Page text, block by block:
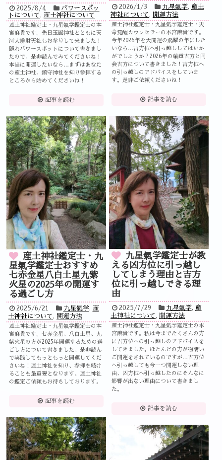
2026/1/3 九星氣学, 産土
神社について , 開運方法
産土神社鑑定士・九星氣学鑑定士・天
命覚醒カウンセラーの本宮麻貴です。
今年2026年を大開運の飛躍の年にした
いなら…吉方位へ引っ越ししてはいか
がでしょうか？2026年の輪重吉方と同
会吉方について書きました！吉方位へ
の引っ越しのアドバイスをしていま
す。是非ご依頼くださいね！
記事を読む
2025/8/4
パワースポッ
トについて , 産土神社について
産土神社鑑定士・九星氣学鑑定士の本
宮麻貴です。先日玉置神社とともに天
河大辨財天社もお参りして来ました！
隠れパワースポットについて書きまし
たので、是非読んでみてくださいね！
本当に開運したいなら…まずはあなた
の産土神社、鎮守神社を知り参拝する
ところから始めてくださいね！
記事を読む
九星氣学鑑定士が教
える凶方位に引っ越し
してしまう理由と吉方
位に引っ越しできる理
由
2025/7/29 九星氣学, 産
土神社について , 開運方法
産土神社鑑定士・九星氣学鑑定士の本
宮麻貴です。私は今までたくさんの方
に吉方位への引っ越しのアドバイスを
してきました。ほとんどの方が物凄い
ご開運をされているのですが…吉方位
へ引っ越しても今一つ開運しない理
由、凶方位へ引っ越したのにそんなに
影響が出ない理由について書きまし
た。
記事を読む
産土神社鑑定士・九
星氣学鑑定士おすすめ
七赤金星八白土星九紫
火星の2025年の開運す
る過ごし方
2025/6/21 九星氣学, 産
土神社について , 開運方法
産土神社鑑定士・九星氣学鑑定士の本
宮麻貴です。七赤金星、八白土星、九
紫火星の方が2025年開運するための過
ごし方について書きました。是非読ん
で実践してもっともっと開運してくだ
さいね！産土神社を知り、参拝を続け
ることも最重要となります。産土神社
の鑑定ご依頼もお待ちしております。
記事を読む